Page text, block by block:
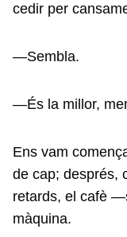
cedir per
—Sembla.
—És la millor,
Ens vam
de cap; després,
retards, el cafè
màquina.